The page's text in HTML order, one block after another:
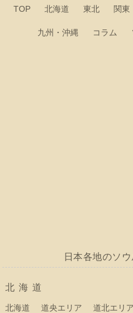
TOP 北海道 東北 関東
九州・沖縄 コラム
日本各地のソ
北海道
北海道 道央エリア 道北エリア